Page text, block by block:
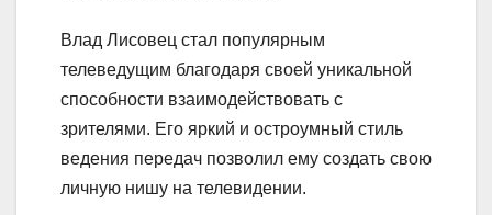
Влад Лисовец стал популярным
телеведущим благодаря своей уникальной
способности взаимодействовать с
зрителями. Его яркий и остроумный стиль
ведения передач позволил ему создать свою
личную нишу на телевидении.